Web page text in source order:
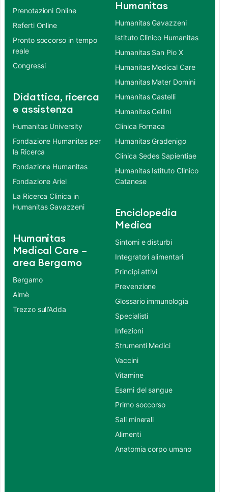
Prenotazioni Online
Referti Online
Pronto soccorso in tempo
reale
Congressi
Didattica, ricerca
e assistenza
Humanitas University
Fondazione Humanitas per
la Ricerca
Fondazione Humanitas
Fondazione Ariel
La Ricerca Clinica in
Humanitas Gavazzeni
Humanitas
Medical Care –
area Bergamo
Bergamo
Almè
Trezzo sull’Adda
Humanitas
Humanitas Gavazzeni
Istituto Clinico Humanitas
Humanitas San Pio X
Humanitas Medical Care
Humanitas Mater Domini
Humanitas Castelli
Humanitas Cellini
Clinica Fornaca
Humanitas Gradenigo
Clinica Sedes Sapientiae
Humanitas Istituto Clinico
Catanese
Enciclopedia
Medica
Sintomi e disturbi
Integratori alimentari
Principi attivi
Prevenzione
Glossario immunologia
Specialisti
Infezioni
Strumenti Medici
Vaccini
Vitamine
Esami del sangue
Primo soccorso
Sali minerali
Alimenti
Anatomia corpo umano